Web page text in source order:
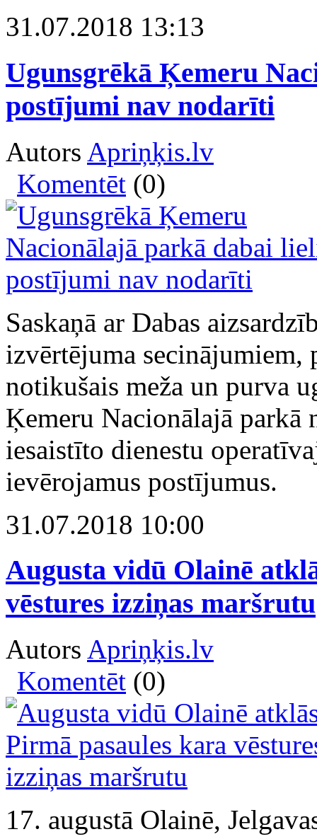
31.07.2018 13:13
Ugunsgrēkā Ķemeru
postījumi nav nodarīti
Autors Apriņķis.lv
Komentēt (0)
Saskaņā ar Dabas
izvērtējuma secinājumiem,
notikušais meža un purva
Ķemeru Nacionālajā parkā
iesaistīto dienestu
ievērojamus postījumus.
31.07.2018 10:00
Augusta vidū Olainē
vēstures izziņas maršrutu
Autors Apriņķis.lv
Komentēt (0)
17. augustā Olainē,